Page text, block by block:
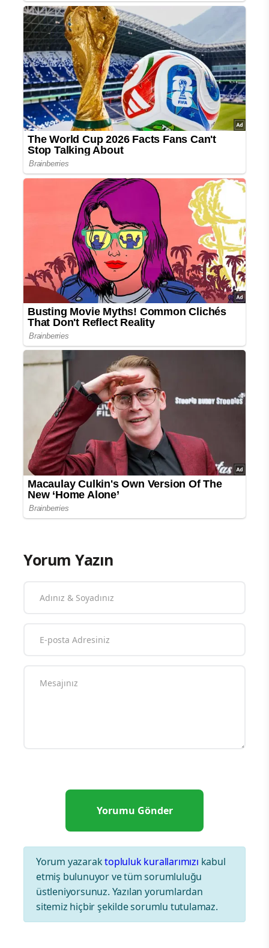
Yorum Yazın
Yorum yazaraktopluluk kurallarımızı kabul
etmiş bulunuyor ve tüm sorumluluğu
üstleniyorsunuz. Yazılan yorumlardan
sitemiz hiçbir şekilde sorumlu tutulamaz.